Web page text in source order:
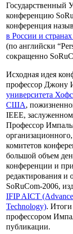
Государственный
конференцию
конференция
в России и
(по английски
сокращенно
Исходная идея
профессор Джону
университета
США,
IEEE,
Профессор
комитетов
большой объем
конференции и
редактирования и
SoRuCom-2006,
IFIP AICT
Technology).
профессором
публикации.